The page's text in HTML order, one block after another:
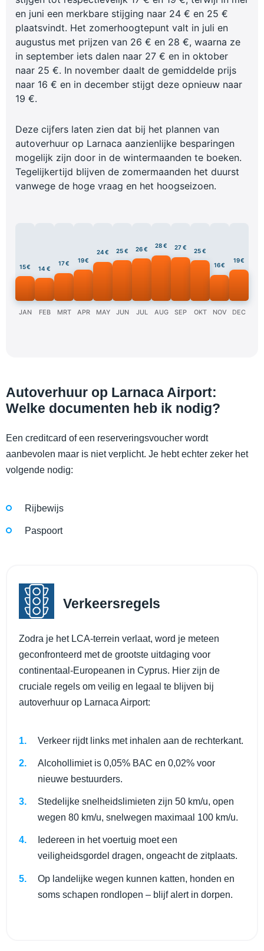
en juni een merkbare stijging naar 24 € en 25 €
plaatsvindt. Het zomerhoogtepunt valt in juli en
augustus met prijzen van 26 € en 28 €, waarna ze
in september iets dalen naar 27 € en in oktober
naar 25 €. In november daalt de gemiddelde prijs
naar 16 € en in december stijgt deze opnieuw naar
19 €.
Deze cijfers laten zien dat bij het plannen van
autoverhuur op Larnaca aanzienlijke besparingen
mogelijk zijn door in de wintermaanden te boeken.
Tegelijkertijd blijven de zomermaanden het duurst
vanwege de hoge vraag en het hoogseizoen.
15 €
JAN
14 €
FEB
17 €
MRT
19 €
APR
24 €
MAY
25 €
JUN
26 €
JUL
28 €
AUG
27 €
SEP
25 €
OKT
16 €
NOV
19 €
DEC
Autoverhuur op Larnaca Airport:
Welke documenten heb ik nodig?
Een creditcard of een reserveringsvoucher wordt
aanbevolen maar is niet verplicht. Je hebt echter zeker het
volgende nodig:
Rijbewijs
Paspoort
Verkeersregels
Zodra je het LCA-terrein verlaat, word je meteen
geconfronteerd met de grootste uitdaging voor
continentaal-Europeanen in Cyprus. Hier zijn de
cruciale regels om veilig en legaal te blijven bij
autoverhuur op Larnaca Airport:
Verkeer rijdt links met inhalen aan de rechterkant.
Alcohollimiet is 0,05% BAC en 0,02% voor
nieuwe bestuurders.
Stedelijke snelheidslimieten zijn 50 km/u, open
wegen 80 km/u, snelwegen maximaal 100 km/u.
Iedereen in het voertuig moet een
veiligheidsgordel dragen, ongeacht de zitplaats.
Op landelijke wegen kunnen katten, honden en
soms schapen rondlopen – blijf alert in dorpen.